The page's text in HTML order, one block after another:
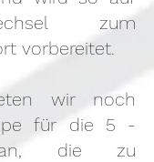
zum
vorbereitet.
wir noch
für die 5 -
an, die zu